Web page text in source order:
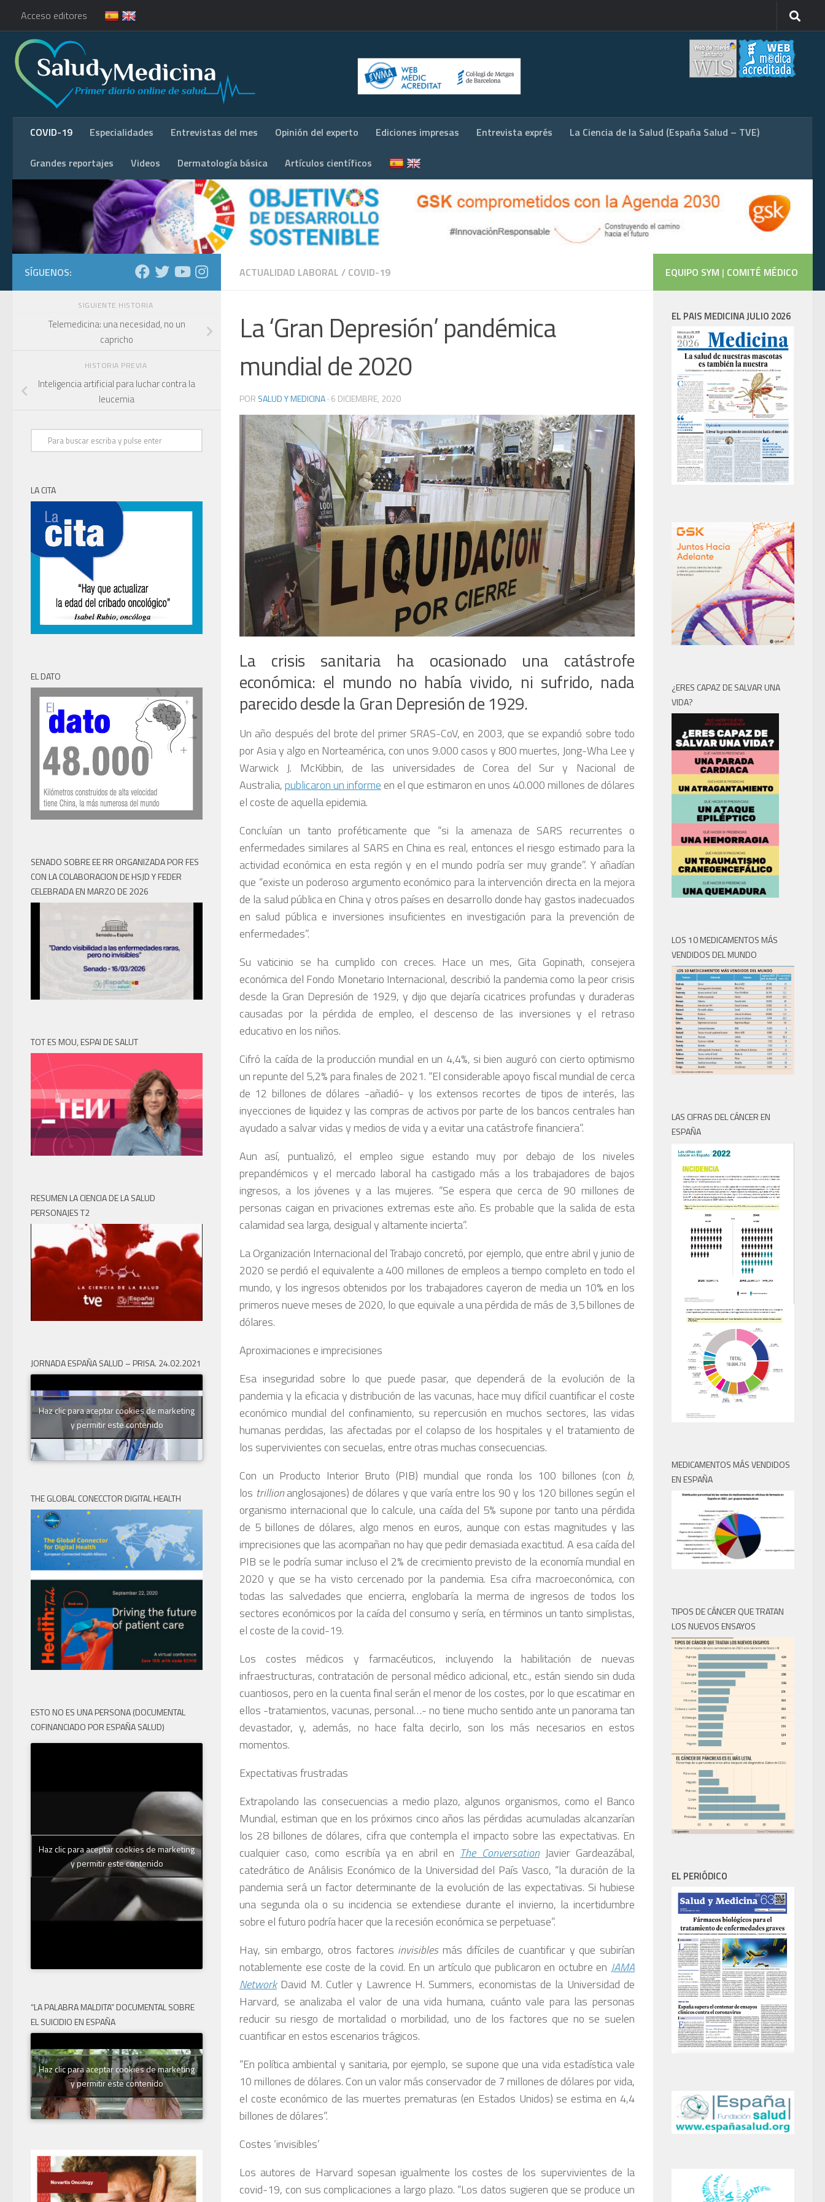
Acceso editores
COVID-19 Especialidades Entrevistas del mes Opinión del experto Ediciones impresas Entrevista exprés La Ciencia de la Salud (España Salud – TVE)
Grandes reportajes Videos Dermatología básica Artículos científicos
ACTUALIDAD LABORAL / COVID-19
La ‘Gran Depresión’ pandémica
mundial de 2020
POR SALUD Y MEDICINA· 6 DICIEMBRE, 2020
La crisis sanitaria ha ocasionado una catástrofe
económica: el mundo no había vivido, ni sufrido, nada
parecido desde la Gran Depresión de 1929.
Un año después del brote del primer SRAS-CoV, en 2003, que se expandió sobre todo
por Asia y algo en Norteamérica, con unos 9.000 casos y 800 muertes, Jong-Wha Lee y
Warwick J. McKibbin, de las universidades de Corea del Sur y Nacional de
Australia,publicaron un informe en el que estimaron en unos 40.000 millones de dólares
el coste de aquella epidemia.
Concluían un tanto proféticamente que “si la amenaza de SARS recurrentes o
enfermedades similares al SARS en China es real, entonces el riesgo estimado para la
actividad económica en esta región y en el mundo podría ser muy grande”. Y añadían
que “existe un poderoso argumento económico para la intervención directa en la mejora
de la salud pública en China y otros países en desarrollo donde hay gastos inadecuados
en salud pública e inversiones insuficientes en investigación para la prevención de
enfermedades”.
Su vaticinio se ha cumplido con creces. Hace un mes, Gita Gopinath, consejera
económica del Fondo Monetario Internacional, describió la pandemia como la peor crisis
desde la Gran Depresión de 1929, y dijo que dejaría cicatrices profundas y duraderas
causadas por la pérdida de empleo, el descenso de las inversiones y el retraso
educativo en los niños.
Cifró la caída de la producción mundial en un 4,4%, si bien auguró con cierto optimismo
un repunte del 5,2% para finales de 2021. “El considerable apoyo fiscal mundial de cerca
de 12 billones de dólares -añadió- y los extensos recortes de tipos de interés, las
inyecciones de liquidez y las compras de activos por parte de los bancos centrales han
ayudado a salvar vidas y medios de vida y a evitar una catástrofe financiera”.
Aun así, puntualizó, el empleo sigue estando muy por debajo de los niveles
prepandémicos y el mercado laboral ha castigado más a los trabajadores de bajos
ingresos, a los jóvenes y a las mujeres. “Se espera que cerca de 90 millones de
personas caigan en privaciones extremas este año. Es probable que la salida de esta
calamidad sea larga, desigual y altamente incierta”.
La Organización Internacional del Trabajo concretó, por ejemplo, que entre abril y junio de
2020 se perdió el equivalente a 400 millones de empleos a tiempo completo en todo el
mundo, y los ingresos obtenidos por los trabajadores cayeron de media un 10% en los
primeros nueve meses de 2020, lo que equivale a una pérdida de más de 3,5 billones de
dólares.
Aproximaciones e imprecisiones
Esa inseguridad sobre lo que puede pasar, que dependerá de la evolución de la
pandemia y la eficacia y distribución de las vacunas, hace muy difícil cuantificar el coste
económico mundial del confinamiento, su repercusión en muchos sectores, las vidas
humanas perdidas, las afectadas por el colapso de los hospitales y el tratamiento de
los supervivientes con secuelas, entre otras muchas consecuencias.
Con un Producto Interior Bruto (PIB) mundial que ronda los 100 billones (con b,
los trillionanglosajones) de dólares y que varía entre los 90 y los 120 billones según el
organismo internacional que lo calcule, una caída del 5% supone por tanto una pérdida
de 5 billones de dólares, algo menos en euros, aunque con estas magnitudes y las
imprecisiones que las acompañan no hay que pedir demasiada exactitud. A esa caída del
PIB se le podría sumar incluso el 2% de crecimiento previsto de la economía mundial en
2020 y que se ha visto cercenado por la pandemia. Esa cifra macroeconómica, con
todas las salvedades que encierra, englobaría la merma de ingresos de todos los
sectores económicos por la caída del consumo y sería, en términos un tanto simplistas,
el coste de la covid-19.
Los costes médicos y farmacéuticos, incluyendo la habilitación de nuevas
infraestructuras, contratación de personal médico adicional, etc., están siendo sin duda
cuantiosos, pero en la cuenta final serán el menor de los costes, por lo que escatimar en
ellos -tratamientos, vacunas, personal…- no tiene mucho sentido ante un panorama tan
devastador, y, además, no hace falta decirlo, son los más necesarios en estos
momentos.
Expectativas frustradas
Extrapolando las consecuencias a medio plazo, algunos organismos, como el Banco
Mundial, estiman que en los próximos cinco años las pérdidas acumuladas alcanzarían
los 28 billones de dólares, cifra que contempla el impacto sobre las expectativas. En
cualquier caso, como escribía ya en abril en The ConversationJavier Gardeazábal,
catedrático de Análisis Económico de la Universidad del País Vasco, “la duración de la
pandemia será un factor determinante de la evolución de las expectativas. Si hubiese
una segunda ola o su incidencia se extendiese durante el invierno, la incertidumbre
sobre el futuro podría hacer que la recesión económica se perpetuase”.
Hay, sin embargo, otros factores invisibles más difíciles de cuantificar y que subirían
notablemente ese coste de la covid. En un artículo que publicaron en octubre en JAMA
NetworkDavid M. Cutler y Lawrence H. Summers, economistas de la Universidad de
Harvard, se analizaba el valor de una vida humana, cuánto vale para las personas
reducir su riesgo de mortalidad o morbilidad, uno de los factores que no se suelen
cuantificar en estos escenarios trágicos.
“En política ambiental y sanitaria, por ejemplo, se supone que una vida estadística vale
10 millones de dólares. Con un valor más conservador de 7 millones de dólares por vida,
el coste económico de las muertes prematuras (en Estados Unidos) se estima en 4,4
billones de dólares”.
Costes ‘invisibles’
Los autores de Harvard sopesan igualmente los costes de los supervivientes de la
covid-19, con sus complicaciones a largo plazo. “Los datos sugieren que se produce un
SÍGUENOS:
SIGUIENTE HISTORIA
Telemedicina: una necesidad, no un
capricho
HISTORIA PREVIA
Inteligencia artificial para luchar contra la
leucemia
LA CITA
EL DATO
SENADO SOBRE EE RR ORGANIZADA POR FES
CON LA COLABORACION DE HSJD Y FEDER
CELEBRADA EN MARZO DE 2026
TOT ES MOU, ESPAI DE SALUT
RESUMEN LA CIENCIA DE LA SALUD
PERSONAJES T2
JORNADA ESPAÑA SALUD – PRISA. 24.02.2021
Haz clic para aceptar cookies de marketing
y permitir este contenido
THE GLOBAL CONECCTOR DIGITAL HEALTH
ESTO NO ES UNA PERSONA (DOCUMENTAL
COFINANCIADO POR ESPAÑA SALUD)
Haz clic para aceptar cookies de marketing
y permitir este contenido
“LA PALABRA MALDITA” DOCUMENTAL SOBRE
EL SUICIDIO EN ESPAÑA
Haz clic para aceptar cookies de marketing
y permitir este contenido
EQUIPO SYM | COMITÉ MÉDICO
EL PAIS MEDICINA JULIO 2026
¿ERES CAPAZ DE SALVAR UNA
VIDA?
LOS 10 MEDICAMENTOS MÁS
VENDIDOS DEL MUNDO
LAS CIFRAS DEL CÁNCER EN
ESPAÑA
MEDICAMENTOS MÁS VENDIDOS
EN ESPAÑA
TIPOS DE CÁNCER QUE TRATAN
LOS NUEVOS ENSAYOS
EL PERIÓDICO